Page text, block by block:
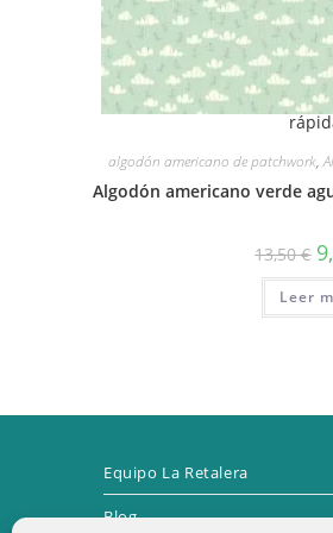
algodón americano de patchwork,
Algodón americano verde
13,50€ El
Leer
Equipo La Retalera
Blog